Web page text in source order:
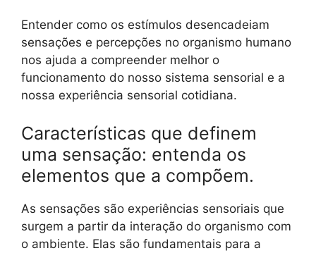
Entender como os estímulos desencadeiam
sensações e percepções no organismo humano
nos ajuda a compreender melhor o
funcionamento do nosso sistema sensorial e a
nossa experiência sensorial cotidiana.
Características que definem
uma sensação: entenda os
elementos que a compõem.
As sensações são experiências sensoriais que
surgem a partir da interação do organismo com
o ambiente. Elas são fundamentais para a